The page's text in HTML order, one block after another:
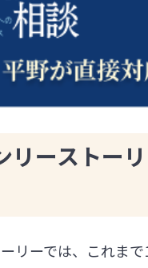
リーストー
リーでは、これまで